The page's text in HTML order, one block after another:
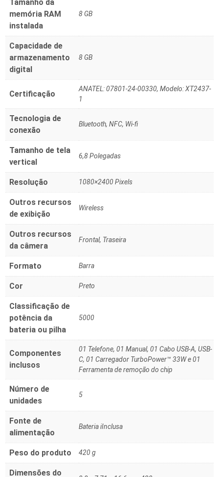
Tamanho da
memória RAM
instalada
‎8 GB
Capacidade de
armazenamento
digital
‎8 GB
Certificação
‎ANATEL: 07801-24-00330, Modelo: XT2437-
1
Tecnologia de
conexão
‎Bluetooth, NFC, Wi-fi
Tamanho de tela
vertical
‎6,8 Polegadas
Resolução ‎1080×2400 Pixels
Outros recursos
de exibição
‎Wireless
Outros recursos
da câmera
‎Frontal, Traseira
Formato ‎Barra
Cor ‎Preto
Classificação de
potência da
bateria ou pilha
‎5000
Componentes
inclusos
‎01 Telefone, 01 Manual, 01 Cabo USB-A, USB-
C, 01 Carregador TurboPower™ 33W e 01
Ferramenta de remoção do chip
Número de
unidades
‎5
Fonte de
alimentação
‎Bateria iInclusa
Peso do produto ‎420 g
Dimensões do